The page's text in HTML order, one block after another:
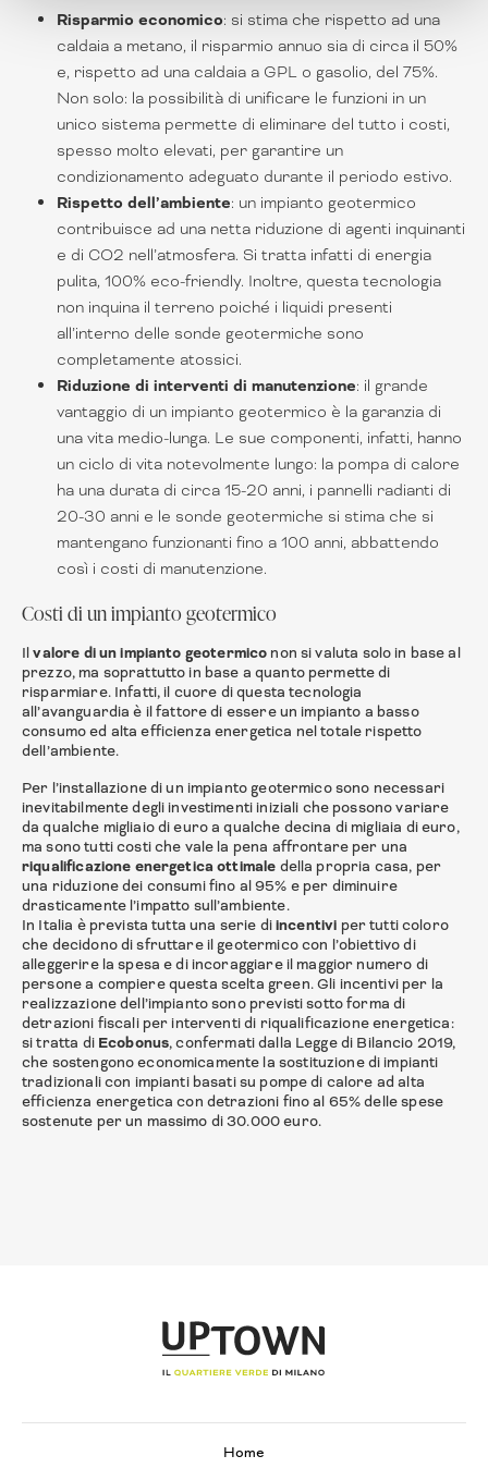
Risparmio economico: si stima che rispetto ad una
caldaia a metano, il risparmio annuo sia di circa il 50%
e, rispetto ad una caldaia a GPL o gasolio, del 75%.
Non solo: la possibilità di unificare le funzioni in un
unico sistema permette di eliminare del tutto i costi,
spesso molto elevati, per garantire un
condizionamento adeguato durante il periodo estivo.
Rispetto dell’ambiente: un impianto geotermico
contribuisce ad una netta riduzione di agenti inquinanti
e di CO2 nell’atmosfera. Si tratta infatti di energia
pulita, 100% eco-friendly. Inoltre, questa tecnologia
non inquina il terreno poiché i liquidi presenti
all’interno delle sonde geotermiche sono
completamente atossici.
Riduzione di interventi di manutenzione: il grande
vantaggio di un impianto geotermico è la garanzia di
una vita medio-lunga. Le sue componenti, infatti, hanno
un ciclo di vita notevolmente lungo: la pompa di calore
ha una durata di circa 15-20 anni, i pannelli radianti di
20-30 anni e le sonde geotermiche si stima che si
mantengano funzionanti fino a 100 anni, abbattendo
così i costi di manutenzione.
Costi di un impianto geotermico
Ilvalore di un impianto geotermico non si valuta solo in base al
prezzo, ma soprattutto in base a quanto permette di
risparmiare. Infatti, il cuore di questa tecnologia
all’avanguardia è il fattore di essere un impianto a basso
consumo ed alta efficienza energetica nel totale rispetto
dell’ambiente.
Per l’installazione di un impianto geotermico sono necessari
inevitabilmente degli investimenti iniziali che possono variare
da qualche migliaio di euro a qualche decina di migliaia di euro,
ma sono tutti costi che vale la pena affrontare per una
riqualificazione energetica ottimale della propria casa, per
una riduzione dei consumi fino al 95% e per diminuire
drasticamente l’impatto sull’ambiente.
In Italia è prevista tutta una serie diincentivi per tutti coloro
che decidono di sfruttare il geotermico con l’obiettivo di
alleggerire la spesa e di incoraggiare il maggior numero di
persone a compiere questa scelta green. Gli incentivi per la
realizzazione dell’impianto sono previsti sotto forma di
detrazioni fiscali per interventi di riqualificazione energetica:
si tratta di Ecobonus, confermati dalla Legge di Bilancio 2019,
che sostengono economicamente la sostituzione di impianti
tradizionali con impianti basati su pompe di calore ad alta
efficienza energetica con detrazioni fino al 65% delle spese
sostenute per un massimo di 30.000 euro.
Home